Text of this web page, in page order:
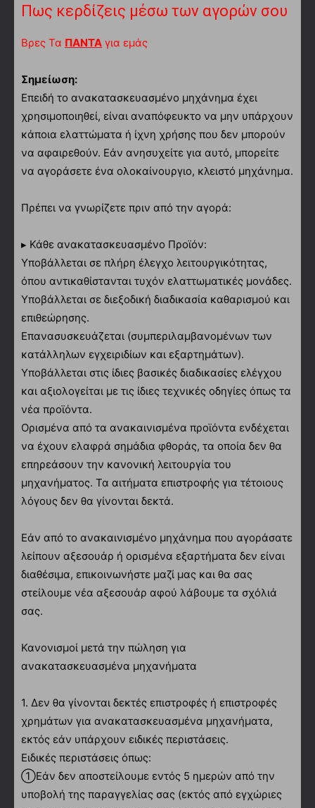
Πως κερδίζεις μέσω των αγορών σου
Βρες Τα ΠΑΝΤΑ για εμάς
Σημείωση:
Επειδή το ανακατασκευασμένο μηχάνημα έχει
χρησιμοποιηθεί, είναι αναπόφευκτο να μην υπάρχουν
κάποια ελαττώματα ή ίχνη χρήσης που δεν μπορούν
να αφαιρεθούν. Εάν ανησυχείτε για αυτό, μπορείτε
να αγοράσετε ένα ολοκαίνουργιο, κλειστό μηχάνημα.
Πρέπει να γνωρίζετε πριν από την αγορά:
▸ Κάθε ανακατασκευασμένο Προϊόν:
Υποβάλλεται σε πλήρη έλεγχο λειτουργικότητας,
όπου αντικαθίστανται τυχόν ελαττωματικές μονάδες.
Υποβάλλεται σε διεξοδική διαδικασία καθαρισμού και
επιθεώρησης.
Επανασυσκευάζεται (συμπεριλαμβανομένων των
κατάλληλων εγχειριδίων και εξαρτημάτων).
Υποβάλλεται στις ίδιες βασικές διαδικασίες ελέγχου
και αξιολογείται με τις ίδιες τεχνικές οδηγίες όπως τα
νέα προϊόντα.
Ορισμένα από τα ανακαινισμένα προϊόντα ενδέχεται
να έχουν ελαφρά σημάδια φθοράς, τα οποία δεν θα
επηρεάσουν την κανονική λειτουργία του
μηχανήματος. Τα αιτήματα επιστροφής για τέτοιους
λόγους δεν θα γίνονται δεκτά.
Εάν από το ανακαινισμένο μηχάνημα που αγοράσατε
λείπουν αξεσουάρ ή ορισμένα εξαρτήματα δεν είναι
διαθέσιμα, επικοινωνήστε μαζί μας και θα σας
στείλουμε νέα αξεσουάρ αφού λάβουμε τα σχόλιά
σας.
Κανονισμοί μετά την πώληση για
ανακατασκευασμένα μηχανήματα
1. Δεν θα γίνονται δεκτές επιστροφές ή επιστροφές
χρημάτων για ανακατασκευασμένα μηχανήματα,
εκτός εάν υπάρχουν ειδικές περιστάσεις.
Ειδικές περιστάσεις όπως:
①Εάν δεν αποστείλουμε εντός 5 ημερών από την
υποβολή της παραγγελίας σας (εκτός από εγχώριες